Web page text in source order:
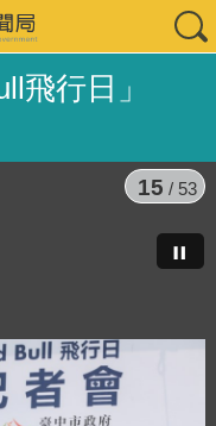
飛行日」
15 / 53